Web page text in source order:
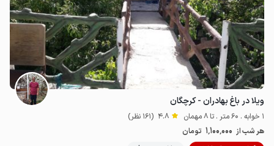
3.5ویلا در باغ بهادران - کرچگان
1 خوابه . 60 متر . تا 8 مهمان 4.8 (161 نظر)
هر شب از 1٬100٬000 تومان